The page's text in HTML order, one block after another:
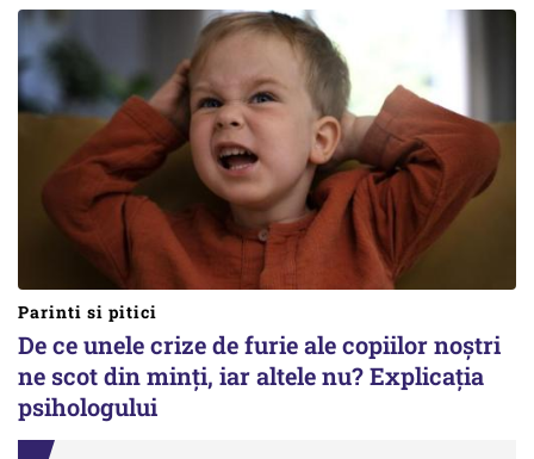
Parinti si pitici
De ce unele crize de furie ale copiilor noștri
ne scot din minți, iar altele nu? Explicația
psihologului